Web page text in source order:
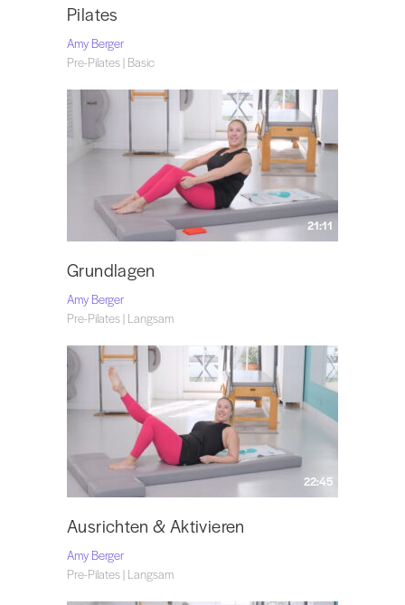
Pilates
Amy Berger
Pre-Pilates | Basic
21:11
Grundlagen
Amy Berger
Pre-Pilates | Langsam
22:45
Ausrichten & Aktivieren
Amy Berger
Pre-Pilates | Langsam